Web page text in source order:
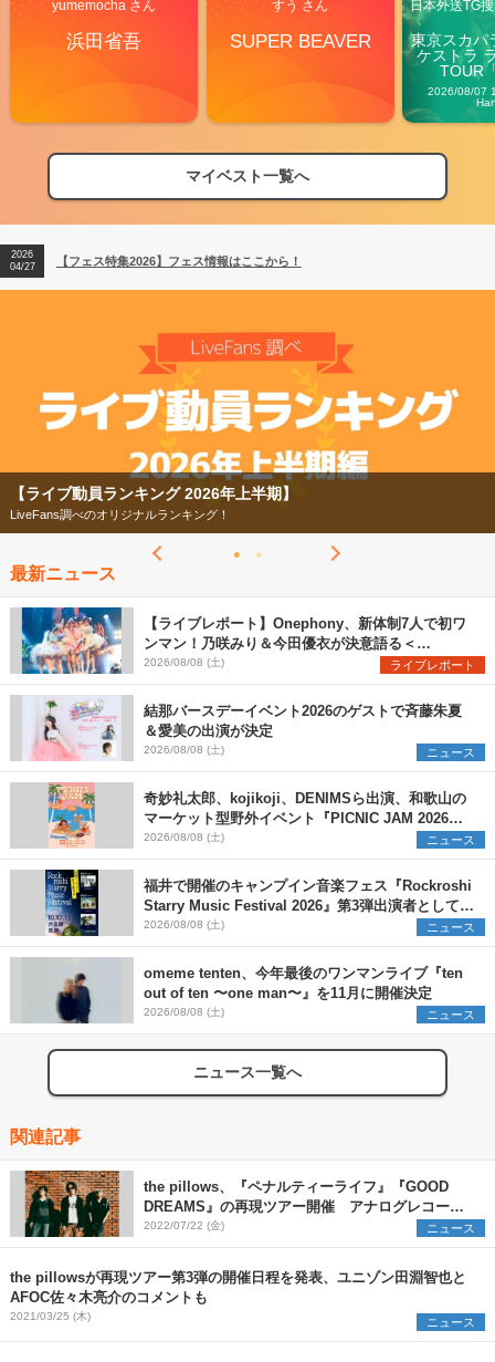
yumemocha さん
浜田省吾
すう さん
SUPER BEAVER
日本外送TG
東京スカパ
ケストラ
TOUR
2026/08/07
マイベスト一覧へ
【フェス特集2026】フェス情報はここから！
【ライブ動員ランキング】2026年上半期編発表！
2026
04/27
【フェス特集2026】フェス情報はここから！
2026
【ライブ動員ランキング 2026年上半期】
LiveFans調べのオリジナルランキング！
最新ニュース
【ライブレポート】Onephony、新体制7人で初ワ
ンマン！乃咲みり＆今田優衣が決意語る＜
Onephony新体制1st Oneman Live はじまりの夏
＞
2026/08/08 (土) ライブレポート
結那バースデーイベント2026のゲストで斉藤朱夏
＆愛美の出演が決定
2026/08/08 (土) ニュース
奇妙礼太郎、kojikoji、DENIMSら出演、和歌山の
マーケット型野外イベント『PICNIC JAM 2026』
早割チケット発売開始
2026/08/08 (土) ニュース
福井で開催のキャンプイン音楽フェス『Rockroshi
Starry Music Festival 2026』第3弾出演者として
SCOOBIE DO、かりゆし58、Reiを発表
2026/08/08 (土) ニュース
omeme tenten、今年最後のワンマンライブ『ten
out of ten 〜one man〜』を11月に開催決定
2026/08/08 (土) ニュース
ニュース一覧へ
関連記事
the pillows、『ペナルティーライフ』『GOOD
DREAMS』の再現ツアー開催 アナログレコード
化も決定
2022/07/22 (金) ニュース
the pillowsが再現ツアー第3弾の開催日程を発表、ユニゾン田淵智也と
AFOC佐々木亮介のコメントも
2021/03/25 (木) ニュース